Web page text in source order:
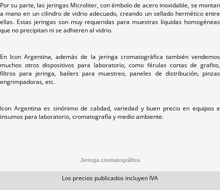
Por su parte, las jeringas Microliter, con émbolo de acero inoxidable, se montan
a mano en un cilindro de vidrio adecuado, creando un sellado hermético entre
ellas. Estas jeringas son muy requeridas para muestras líquidas homogéneas
que no precipitan ni se adhieren al vidrio.
En Icon Argentina, además de la jeringa cromatográfica también vendemos
muchos otros dispositivos para laboratorio, como férulas cortas de grafito,
filtros para jeringa, bailers para muestreo, paneles de distribución, pinzas
engrimpadoras, etc.
Icon Argentina es sinónimo de calidad, variedad y buen precio en equipos e
insumos para laboratorio, cromatografía y medio ambiente.
Jeringa cromatográfica
Los precios publicados incluyen IVA